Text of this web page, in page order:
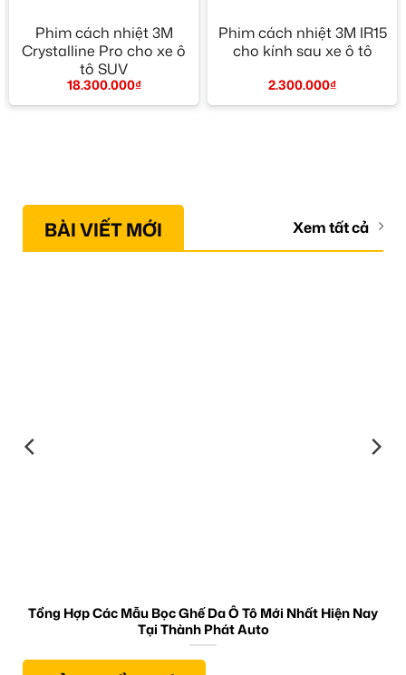
Phim cách nhiệt 3M
Crystalline Pro cho xe ô
tô SUV
18.300.000₫
Phim cách nhiệt 3M IR15
cho kính sau xe ô tô
2.300.000₫
BÀI VIẾT MỚI Xem tất cả
Tổng Hợp Các Mẫu Bọc Ghế Da Ô Tô Mới Nhất Hiện Nay
Tại Thành Phát Auto